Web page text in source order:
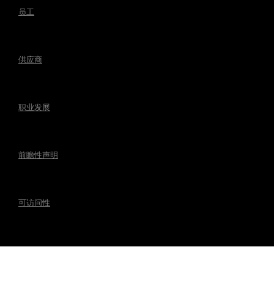
员工
供应商
职业发展
前瞻性声明
可访问性